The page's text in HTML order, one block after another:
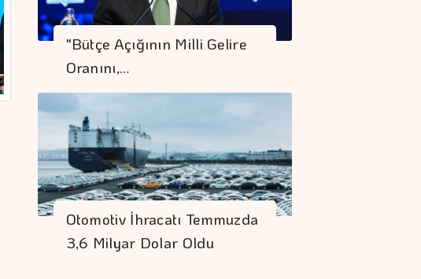
"Bütçe Açığının Milli Gelire
Oranını,…
Otomotiv İhracatı Temmuzda
3,6 Milyar Dolar Oldu
Rezervler 1 Milyar
842 Milyon Dolar
Yurt Dışında
Milyon Dolarlık
Hisse Senedi Aldı
COP31 Süreci, İş
Dünyası İçin
Stratejik Bir Eşiktir
İran İle Umman